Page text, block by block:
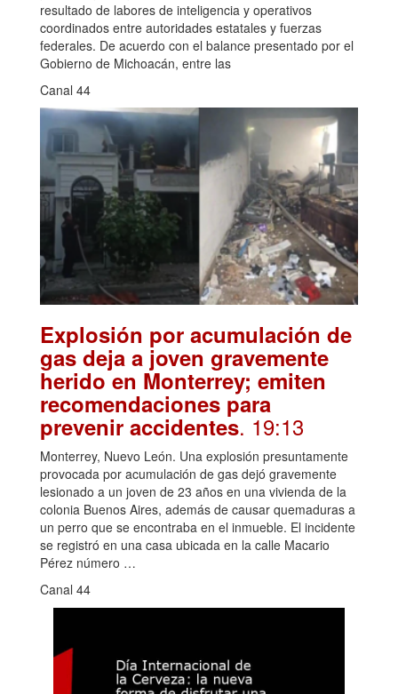
resultado de labores de inteligencia y operativos
coordinados entre autoridades estatales y fuerzas
federales. De acuerdo con el balance presentado por el
Gobierno de Michoacán, entre las
Canal 44
Explosión por acumulación de
gas deja a joven gravemente
herido en Monterrey; emiten
recomendaciones para
prevenir accidentes. 19:13
Monterrey, Nuevo León. Una explosión presuntamente
provocada por acumulación de gas dejó gravemente
lesionado a un joven de 23 años en una vivienda de la
colonia Buenos Aires, además de causar quemaduras a
un perro que se encontraba en el inmueble. El incidente
se registró en una casa ubicada en la calle Macario
Pérez número …
Canal 44